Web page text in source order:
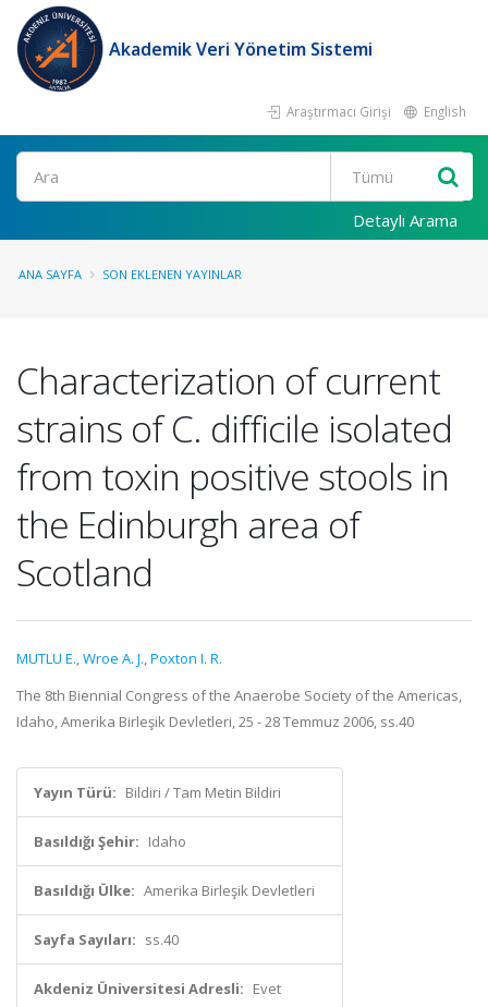
Akademik Veri Yönetim Sistemi
Araştırmacı Girişi English
Ara
Detaylı Arama
ANA SAYFA SON EKLENEN YAYINLAR
Characterization of current
strains of C. difficile isolated
from toxin positive stools in
the Edinburgh area of
Scotland
MUTLU E.,Wroe A. J.,Poxton I. R.
The 8th Biennial Congress of the Anaerobe Society of the Americas,
Idaho, Amerika Birleşik Devletleri, 25 - 28 Temmuz 2006, ss.40
Yayın Türü: Bildiri / Tam Metin Bildiri
Basıldığı Şehir: Idaho
Basıldığı Ülke: Amerika Birleşik Devletleri
Sayfa Sayıları: ss.40
Akdeniz Üniversitesi Adresli: Evet